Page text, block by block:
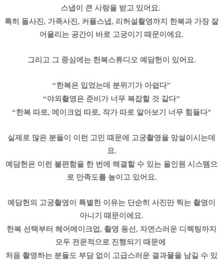
스냅이 큰 사랑을 받고 있어요.
특히 돌사진, 가족사진, 커플스냅, 리허설촬영까지 한복과 가장 잘
어울리는 공간이 바로 고궁이기 때문이에요.
그리고 그 중심에는 한복스튜디오 예담헌이 있어요.
“한복은 입었는데 분위기가 아쉽다”
“야외촬영은 준비가 너무 복잡할 것 같다”
“한복 따로, 메이크업 따로, 작가 따로 알아보기 너무 힘들다”
실제로 많은 분들이 이런 고민 때문에 고궁촬영을 망설이시는데
요.
예담헌은 이런 불편함을 한 번에 해결할 수 있는 올인원 시스템으
로 만족도를 높이고 있어요.
예담헌의 고궁촬영이 특별한 이유는 단순히 사진만 찍는 촬영이
아니기 때문이에요.
한복 선택부터 헤어메이크업, 촬영 동선, 자연스러운 디렉팅까지
모두 전문적으로 진행되기 때문에
처음 촬영하는 분들도 부담 없이 고급스러운 결과물을 남길 수 있